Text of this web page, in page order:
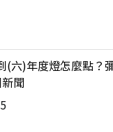
(六)年度燈怎麼點？
聞